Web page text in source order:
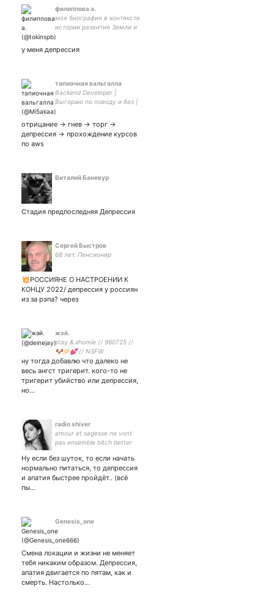
филиппова а.
моя биография в контексте
истории развития Земли и
мироздания в целом их
взаимовлияние.
у меня депрессия
тапиочная вальгалла
Backend Developer |
Выгораю по поводу и без |
もうシベリアに住んでいない
отрицание -> гнев -> торг ->
депрессия -> прохождение курсов
по aws
Виталий Баневур
Стадия предпоследняя Депрессия
Сергей Быстров
68 лет. Пенсионер
💥РОССИЯНЕ О НАСТРОЕНИИ К
КОНЦУ 2022/ депрессия у россиян
из за рэпа? через
жэй.
stay & xhomie // 960725 //
🐶🥟💕 // NSFW
ну тогда добавлю что далеко не
весь ангст тригерит. кого-то не
тригерит убийство или депрессия,
но…
radio shiver
amour et sagesse ne vont
pas ensemble bitch better
Ну если без шуток, то если начать
нормально питаться, то депрессия
и апатия быстрее пройдёт.. (всё
пы…
Genesis_one
Смена локации и жизни не меняет
тебя никаким образом. Депрессия,
апатия двигается по пятам, как и
смерть. Настолько…